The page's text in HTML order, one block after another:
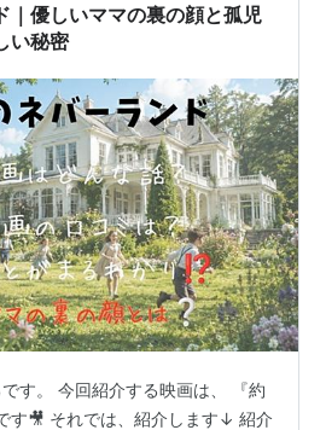
｜優しいママの裏の顔と孤児
い秘密
す。 今回紹介する映画は、 『約
す🎥 それでは、紹介します↓ 紹介